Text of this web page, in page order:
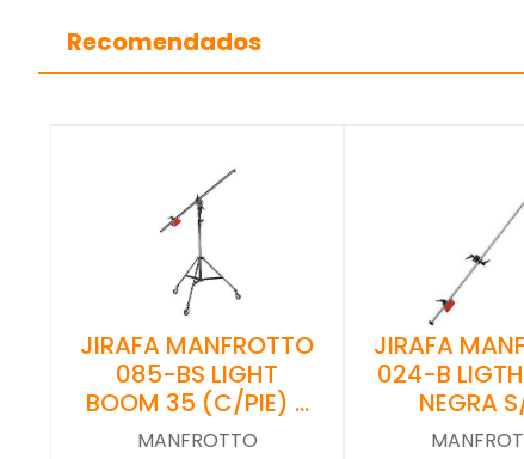
Recomendados
JIRAFA MANFROTTO
085-BS LIGHT
BOOM 35 (C/PIE) …
MANFROTTO
JIRAFA
024-B
NEGRA